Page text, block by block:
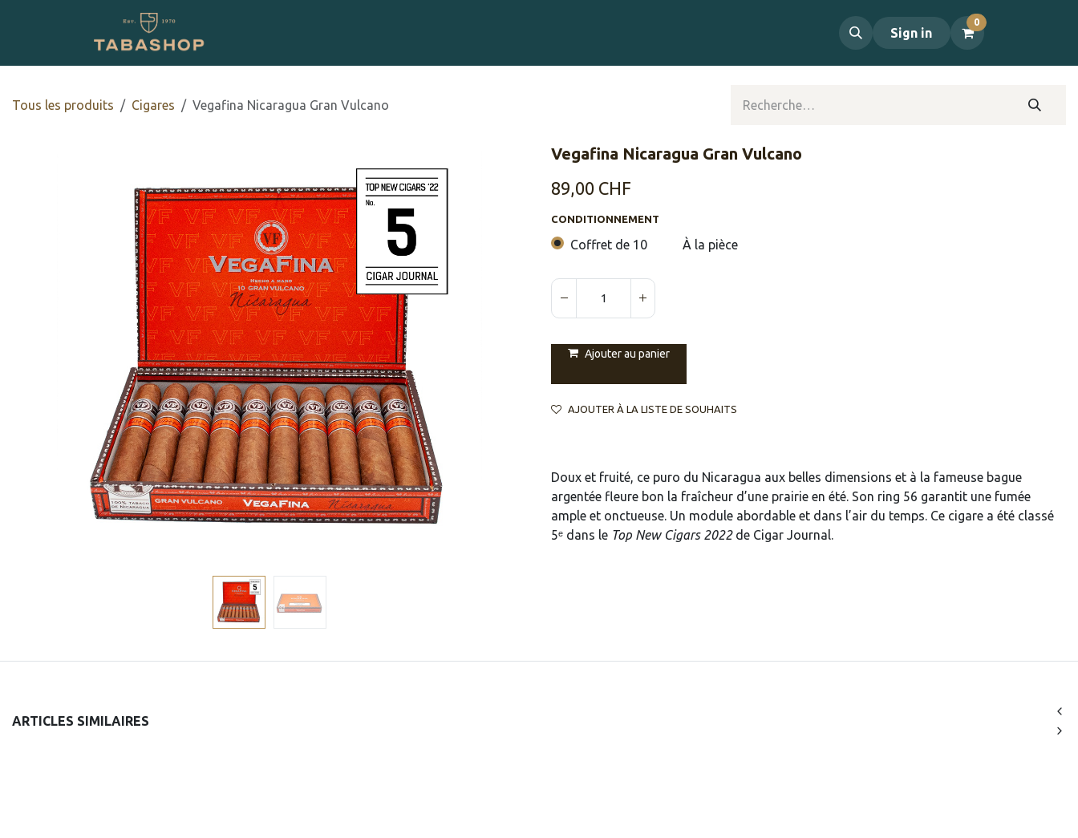
Sign in
0
Tous les produits ​​​Cigares Vegafina Nicaragua Gran Vulcano
Vegafina Nicaragua Gran Vulcano
89,00 CHF
CONDITIONNEMENT
Coffret de 10 À la pièce
Ajouter au panier
AJOUTER À LA LISTE DE SOUHAITS
Doux et fruité, ce puro du Nicaragua aux belles dimensions et à la fameuse bague
argentée fleure bon la fraîcheur d’une prairie en été. Son ring 56 garantit une fumée
ample et onctueuse. Un module abordable et dans l’air du temps. Ce cigare a été classé
5ᵉ dans le Top New Cigars 2022de Cigar Journal.
ARTICLES SIMILAIRES